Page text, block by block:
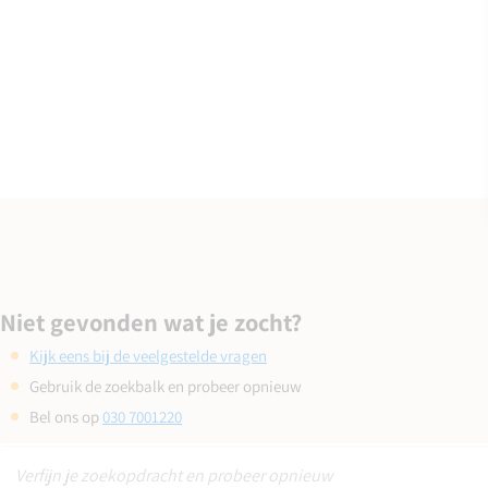
Niet gevonden wat je zocht?
Kijk eens bij de veelgestelde vragen
Gebruik de zoekbalk en probeer opnieuw
Bel ons op 030 7001220